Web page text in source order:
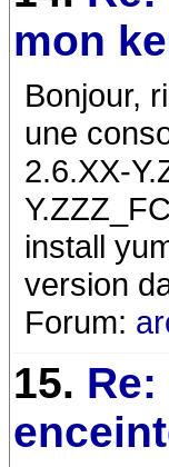
mon
Bonjour,
une
2.6.XX-
install
version
Forum:
15.